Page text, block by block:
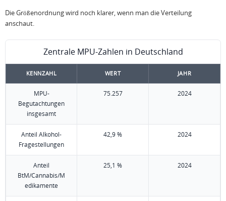
Die Größenordnung wird noch klarer, wenn man die Verteilung
anschaut.
Zentrale MPU-Zahlen in Deutschland
KENNZAHL WERT JAHR
MPU-
Begutachtungen
insgesamt
75.257 2024
Anteil Alkohol-
Fragestellungen
42,9 % 2024
Anteil
BtM/Cannabis/M
edikamente
25,1 % 2024